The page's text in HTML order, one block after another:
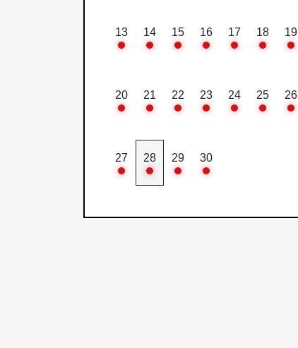
13 14 15 16 17 18 19
20 21 22 23 24 25 26
27 28 29 30